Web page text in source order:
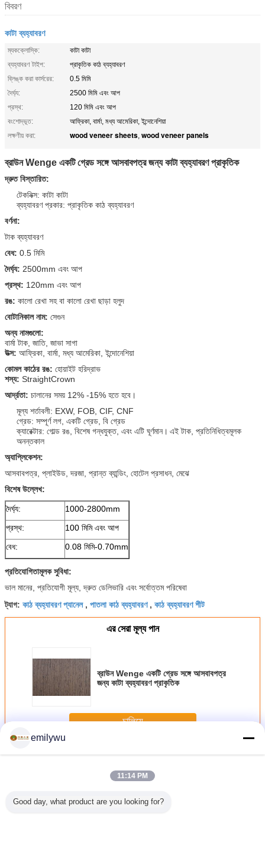
বিবরণ
কাটা ব্যহ্যাবরণ
ম্যকক্লোস্কি:
কাটা কাটা
ব্যহ্যাবরণ টাইপ:
প্রাকৃতিক কাঠ ব্যহ্যাবরণ
ব্লিঙ্ক করা কার্সরের:
0.5 মিমি
দৈর্ঘ্য:
2500 মিমি এবং আপ
প্রস্থ:
120 মিমি এবং আপ
বংশোদ্ভূত:
আফ্রিকা, বার্মা, মধ্য আমেরিকা, ইন্দোনেশিয়া
লক্ষণীয় করা:
wood veneer sheets, wood veneer panels
ব্রাউন Wenge একটি গ্রেড সঙ্গে আসবাবপত্র জন্য কাটা ব্যহ্যাবরণ প্রাকৃতিক
দ্রুত বিস্তারিত:
টেকনিক্স: কাটা কাটা
ব্যহ্যাবরণ প্রকার: প্রাকৃতিক কাঠ ব্যহ্যাবরণ
বর্ণনা:
টাক ব্যহ্যাবরণ
বেধ: 0.5 মিমি
দৈর্ঘ্য: 2500mm এবং আপ
প্রস্থ: 120mm এবং আপ
রঙ: কালো রেখা সহ বা কালো রেখা ছাড়া হলুদ
বোটানিকাল নাম: সেগুন
অন্য নামগুলো:
বার্মা টাক, জাতি, জাভা সাগা
উত্স: আফ্রিকা, বার্মা, মধ্য আমেরিকা, ইন্দোনেশিয়া
কোমল কাঠের রঙ: হোয়াইট হরিদ্রাভ
শস্য: StraightCrown
আর্দ্রতা: চালানের সময় 12% -15% হতে হবে।
মূল্য শর্তাবলী: EXW, FOB, CIF, CNF
গ্রেড: সম্পূর্ণ লগ, একটি গ্রেড, বি গ্রেড
ক্যারেক্টার: গোল্ড রঙ, বিশেষ গন্ধযুক্ত, এবং এটি ঘূর্ণমান। এই টাক, প্রতিনিধিত্বমূলক
অনন্তকাল
অ্যাপ্লিকেশন:
আসবাবপত্র, প্লাইউড, দরজা, প্রান্ত ব্যান্ডিং, হোটেল প্রসাধন, মেঝে
বিশেষ উল্লেখ:
দৈর্ঘ্য:
1000-2800mm
প্রস্থ:
100 মিমি এবং আপ
বেধ:
0.08 মিমি-0.70mm
প্রতিযোগিতামূলক সুবিধা:
ভাল মানের, প্রতিযোগী মূল্য, দ্রুত ডেলিভারি এবং সর্বোত্তম পরিষেবা
ট্যাগ: কাঠ ব্যহ্যাবরণ প্যানেল, পাতলা কাঠ ব্যহ্যাবরণ, কাঠ ব্যহ্যাবরণ শীট
এর সেরা মূল্য পান
ব্রাউন Wenge একটি গ্রেড সঙ্গে আসবাবপত্র
জন্য কাটা ব্যহ্যাবরণ প্রাকৃতিক
চালিয়ে
অধিককাটা ব্যহ্যাবরণ
emilywu
11:14 PM
Good day, what product are you looking for?